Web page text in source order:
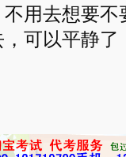
用去想要
可以平静了